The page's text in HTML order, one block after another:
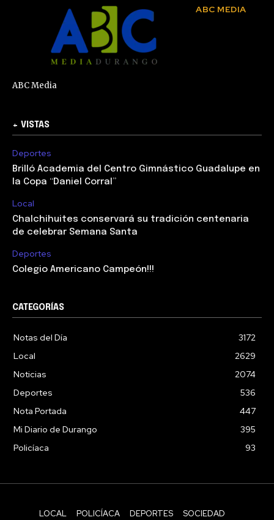
ABC MEDIA
ABC Media
+ VISTAS
Deportes
Brilló Academia del Centro Gimnástico Guadalupe en
la Copa “Daniel Corral”
Local
Chalchihuites conservará su tradición centenaria
de celebrar Semana Santa
Deportes
Colegio Americano Campeón!!!
CATEGORÍAS
Notas del Día
3172
Local
2629
Noticias
2074
Deportes
536
Nota Portada
447
Mi Diario de Durango
395
Policíaca
93
LOCAL POLICÍACA DEPORTES SOCIEDAD